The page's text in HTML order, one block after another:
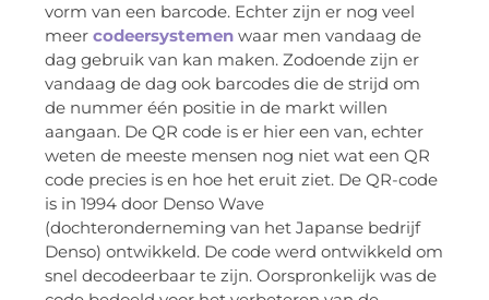
vorm van een barcode. Echter zijn er nog veel
meer codeersystemen waar men vandaag de
dag gebruik van kan maken. Zodoende zijn er
vandaag de dag ook barcodes die de strijd om
de nummer één positie in de markt willen
aangaan. De QR code is er hier een van, echter
weten de meeste mensen nog niet wat een QR
code precies is en hoe het eruit ziet. De QR-code
is in 1994 door Denso Wave
(dochteronderneming van het Japanse bedrijf
Denso) ontwikkeld. De code werd ontwikkeld om
snel decodeerbaar te zijn. Oorspronkelijk was de